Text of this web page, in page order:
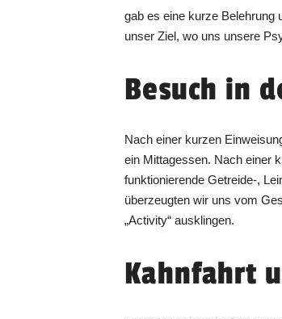
gab es eine kurze Belehrung
unser Ziel, wo uns unsere
Besuch in
Nach einer kurzen
ein Mittagessen. Nach einer
funktionierende Getreide-,
überzeugten wir uns vom
„Activity“ ausklingen.
Kahnfahrt